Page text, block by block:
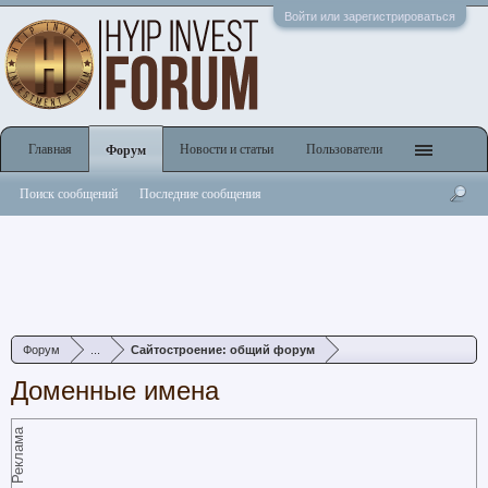
Войти или зарегистрироваться
Форум Сайтостроение: общий форум
Доменные имена
Реклама
Главная Форум
Поиск сообщений Последние сообщения
Новости и статьи Пользователи